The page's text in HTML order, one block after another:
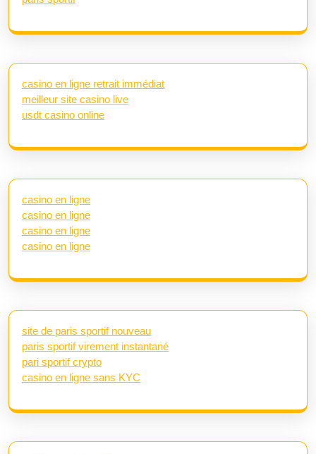
casino en ligne retrait immédiat
meilleur site casino live
usdt casino online
casino en ligne
casino en ligne
casino en ligne
casino en ligne
site de paris sportif nouveau
paris sportif virement instantané
pari sportif crypto
casino en ligne sans KYC